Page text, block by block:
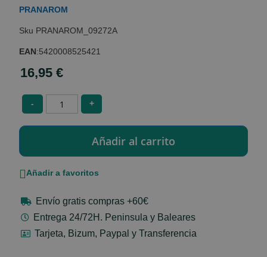
the
gallery
PRANAROM
PRANAROM_09272A
EAN:5420008525421
16,95 €
- +
Añadir a favoritos
Envío gratis compras +60€
Entrega 24/72H. Peninsula y Baleares
Tarjeta, Bizum, Paypal y Transferencia